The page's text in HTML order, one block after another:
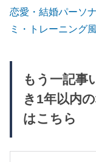
恋愛・結婚パーソ
ミ・トレーニング
もう一記事
き1年以内
はこちら